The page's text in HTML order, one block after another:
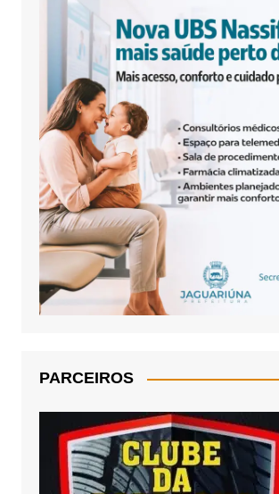
PARCEIROS